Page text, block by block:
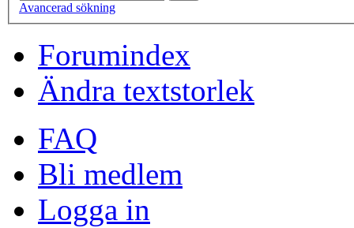
Avancerad sökning
Forumindex
Ändra textstorlek
FAQ
Bli medlem
Logga in